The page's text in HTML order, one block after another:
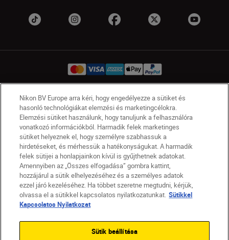
HU Nikon Sites
Lépjen kapcsolatba velünk
Adatvédelmi nyilatkozat
Jogi nyilatkozat
Nikon Store szerződési feltételek
Sütikkel kapcsolatos nyilatkozat
Akadálymentesség
Sütikre vonatkozó beállítások
© 2026 Nikon
Nikon BV Europe arra kéri, hogy engedélyezze a sütiket és
hasonló technológiákat elemzési és marketingcélokra.
Elemzési sütiket használunk, hogy tanuljunk a felhasználóra
vonatkozó információkból. Harmadik felek marketinges
sütiket helyeznek el, hogy személyre szabhassuk a
hirdetéseket, és mérhessük a hatékonyságukat. A harmadik
felek sütijei a honlapjainkon kívül is gyűjthetnek adatokat.
Amennyiben az „Összes elfogadása” gombra kattint,
hozzájárul a sütik elhelyezéséhez és a személyes adatok
ezzel járó kezeléséhez. Ha többet szeretne megtudni, kérjük,
olvassa el a sütikkel kapcsolatos nyilatkozatunkat. Sütikkel
Kapcsolatos Nyilatkozat
Sütik beállítása